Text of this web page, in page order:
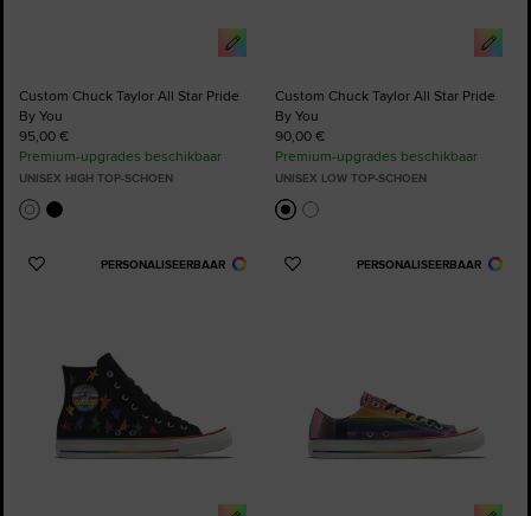
Custom Chuck Taylor All Star Pride
By You
95,00 €
Premium-upgrades beschikbaar
UNISEX HIGH TOP-SCHOEN
Custom Chuck Taylor All Star Pride
By You
90,00 €
Premium-upgrades beschikbaar
UNISEX LOW TOP-SCHOEN
PERSONALISEERBAAR
Voeg
PERSONALISEERBAAR
Voeg